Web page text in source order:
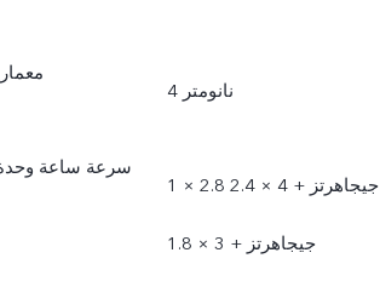
4 نانومتر
سرعة ساعة وحدة
1 × 2.8 جيجاهرتز +‏ 4 × 2.4
جيجاهرتز +‏‏ 3 × 1.8